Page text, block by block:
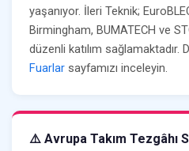
yaşanıyor. İleri Teknik;
Birmingham, BUMATECH ve
düzenli katılım sağlamaktadır.
Fuarlar sayfamızı inceleyin.
⚠️ Avrupa Takım Tezgâhı